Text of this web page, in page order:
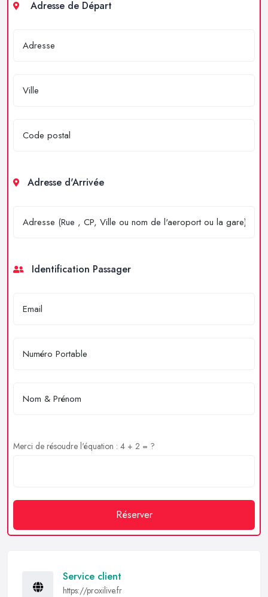
Adresse de Départ
Adresse d'Arrivée
Identification Passager
Merci de résoudre l'équation : 4 + 2 = ?
Réserver
Service client
https://proxilive.fr